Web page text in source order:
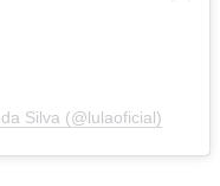
Silva (@lulaoficial)